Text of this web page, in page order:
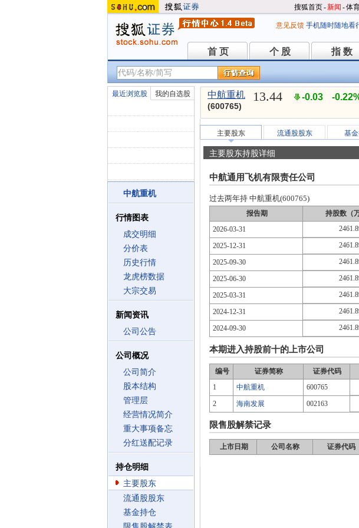
搜狐首页-新闻 -体
意见反馈 手机随时随地看
首 页
首 页 个 股
个 股 指 数
指 数
最近浏览股 我的自选股
中航重机
行情图表
成交明细
分价表
历史行情
龙虎榜数据
大宗交易
新闻资讯
公司公告
公司概况
公司简介
股本结构
管理层
经营情况简介
重大事项备忘
分红送配记录
持仓明细
主要股东
流通股股东
基金持仓
中航重机
(600765)
13.44 -0.03 -
主要股东 流通股股东 基
主要股东持股详细
中航通用飞机有限责任公司
过去两年持 中航重机(600765)
报告期 持股数（
2026-03-31
2025-12-31
2025-09-30
2025-06-30
2025-03-31
2024-12-31
2024-09-30
本期进入持股前十的上市公司
编号 证券简称 证券代码
1
中航重机 600765
2 海南发展 002163
限售股解禁记录
上市日期 公司名称 证券代码